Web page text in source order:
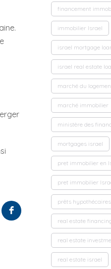
financement
immobilier Israel
israel mortgage
israel real estate
marché du
marché immobilier
ministère des
mortgages israel
pret immobilier en
pret immobilier
prêts hypothécaires
real estate
real estate
real estate israel